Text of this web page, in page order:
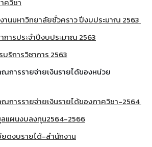
ควิชา
นมหาวิทยาลัยชั่วคราว ปีงบประมาณ 2563
ารประจำปีงบประมาณ 2563
ริการวิชาการ 2563
การรายจ่ายเงินรายได้ของหน่วย
การรายจ่ายเงินรายได้ของภาควิชา-2564
แผนงบลงทุน2564-2566
ดงบรายได้-สำนักงาน